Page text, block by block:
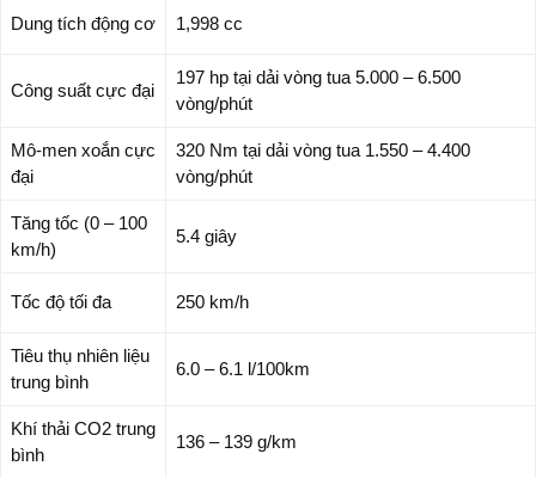
Dung tích động cơ 1,998 cc
Công suất cực đại
197 hp tại dải vòng tua 5.000 – 6.500
vòng/phút
Mô-men xoắn cực
đại
320 Nm tại dải vòng tua 1.550 – 4.400
vòng/phút
Tăng tốc (0 – 100
km/h)
5.4 giây
Tốc độ tối đa 250 km/h
Tiêu thụ nhiên liệu
trung bình
6.0 – 6.1 l/100km
Khí thải CO2 trung
bình
136 – 139 g/km